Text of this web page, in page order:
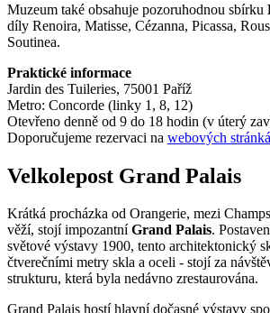
Muzeum také obsahuje pozoruhodnou sbírku
díly Renoira, Matisse, Cézanna, Picassa,
Soutinea.
Praktické informace
Jardin des Tuileries, 75001 Paříž
Metro: Concorde (linky 1, 8, 12)
Otevřeno denně od 9 do 18 hodin (v úterý
Doporučujeme rezervaci na webových
Velkolepost Grand Palais
Krátká procházka od Orangerie, mezi
věží, stojí impozantníGrand Palais.
světové výstavy 1900, tento architektonický
čtverečními metry skla a oceli - stojí za
strukturu, která byla nedávno zrestaurována.
Grand Palais hostí hlavní dočasné výstavy